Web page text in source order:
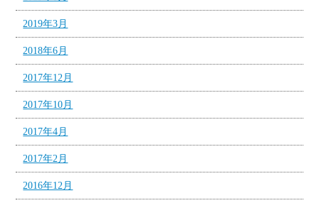
2019年3月
2018年6月
2017年12月
2017年10月
2017年4月
2017年2月
2016年12月